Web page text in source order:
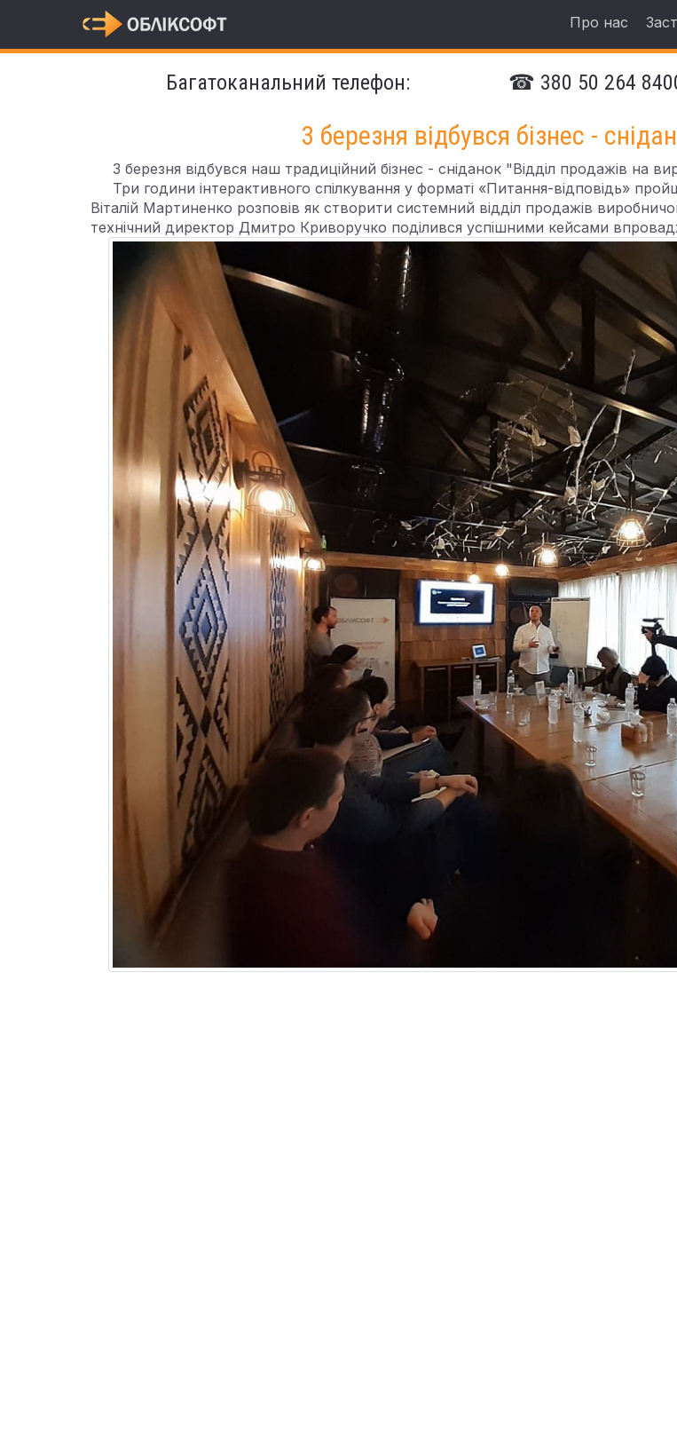
Про нас
Багатоканальний телефон: ☎ 380 50 264
3 березня відбувся бізнес -
3 березня відбувся наш традиційний бізнес - сніданок "Відділ продажів на
Три години інтерактивного спілкування у форматі «Питання-відповідь»
Віталій Мартиненко розповів як створити системний відділ продажів
технічний директор Дмитро Криворучко поділився успішними кейсами